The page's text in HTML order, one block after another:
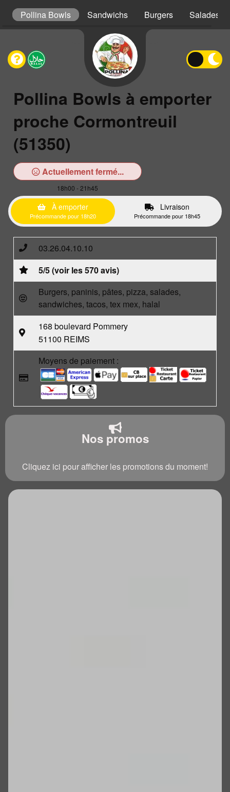
Pollina Bowls Sandwichs Burgers Salades
Pollina Bowls à emporter
proche Cormontreuil
(51350)
Actuellement fermé...
18h00 - 21h45
À emporter
Précommande pour 18h20
Livraison
Précommande pour 18h45
03.26.04.10.10
5/5 (voir les 570 avis)
Burgers, paninis, pâtes, pizza, salades,
sandwiches, tacos, tex mex, halal
168 boulevard Pommery
51100 REIMS
Moyens de paiement :
Nos promos
Cliquez ici pour afficher les promotions du moment!